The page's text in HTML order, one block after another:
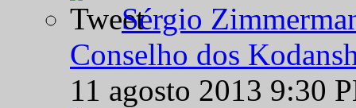
Sérgio
Conselho dos
11 agosto 2013 9:30